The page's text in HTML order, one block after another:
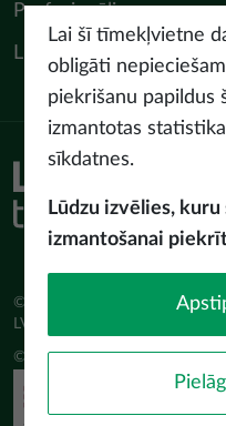
Profesionāļiem
LIAA Tūrisma
© Latvijas Investīciju un
LV-1442 www.liaa.gov.lv
© 2026 latvia.travel. All rights
Lai šī tīmekļvietne
obligāti
piekrišanu papildus
izmantotas
sīkdatnes.
Lūdzu izvēlies,
izmantošanai